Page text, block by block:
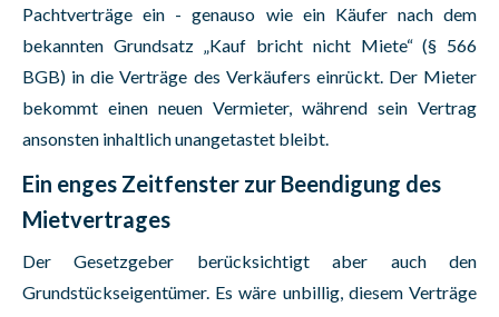
Pachtverträge ein - genauso wie ein Käufer nach dem
bekannten Grundsatz „Kauf bricht nicht Miete“ (§ 566
BGB) in die Verträge des Verkäufers einrückt. Der Mieter
bekommt einen neuen Vermieter, während sein Vertrag
ansonsten inhaltlich unangetastet bleibt.
Ein enges Zeitfenster zur Beendigung des
Mietvertrages
Der Gesetzgeber berücksichtigt aber auch den
Grundstückseigentümer. Es wäre unbillig, diesem Verträge